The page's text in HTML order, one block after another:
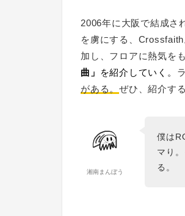
2006年に大阪で結成さ
を虜にする、
加し、フロアに熱気を
曲」
を紹介していく。
がある。ぜひ、紹介す
湘南まんぼう
僕は
マり
る。